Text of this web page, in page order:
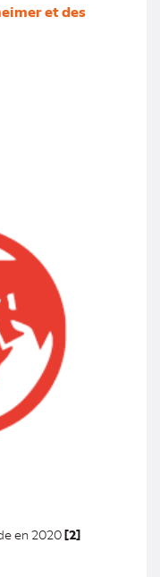
et des
en 2020[2]